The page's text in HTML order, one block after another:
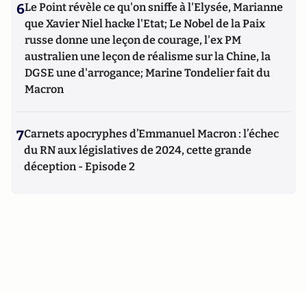
6Le Point révèle ce qu'on sniffe à l'Elysée, Marianne
que Xavier Niel hacke l'Etat; Le Nobel de la Paix
russe donne une leçon de courage, l'ex PM
australien une leçon de réalisme sur la Chine, la
DGSE une d'arrogance; Marine Tondelier fait du
Macron
7Carnets apocryphes d’Emmanuel Macron : l’échec
du RN aux législatives de 2024, cette grande
déception - Episode 2